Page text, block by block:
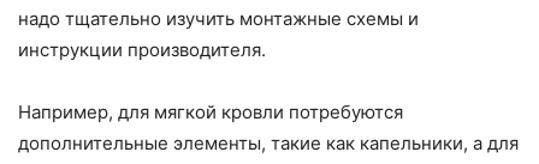
надо тщательно изучить монтажные схемы и
инструкции производителя.
Например, для мягкой кровли потребуются
дополнительные элементы, такие как капельники, а для